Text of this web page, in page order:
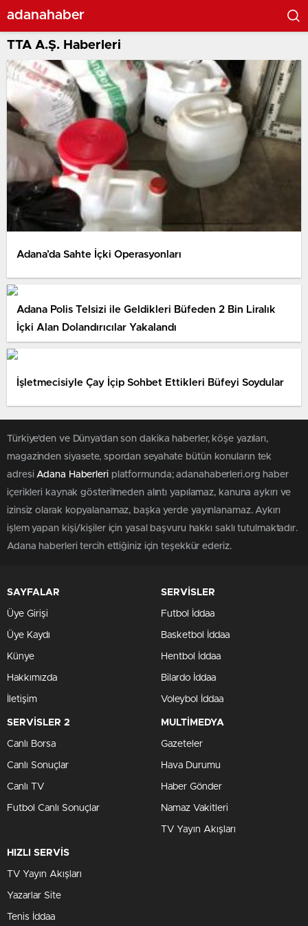
adanahaber
TTA A.Ş. Haberleri
Adana’da Sahte İçki Operasyonları
Adana Polis Telsizi ile Geldikleri Büfeden 2 Bin Liralık
İçki Alan Dolandırıcılar Yakalandı
İşletmecisiyle Çay İçip Sohbet Ettikleri Büfeyi Soydular
Türkiye'den ve Dünya’dan son dakika haberler, köşe yazıları,
magazinden siyasete, spordan seyahate bütün konuların tek
adresiAdana Haberleriplatformunda; adanahaberleri.org haber
içerikleri kaynak gösterilmeden alıntı yapılamaz, kanuna aykırı ve
izinsiz olarak kopyalanamaz, başka yerde yayınlanamaz. Aykırı
işlem yapan kişi/kişiler için yasal başvuru hakkı saklı tutulmaktadır.
Adana haberleri tercih ettiğiniz için teşekkür ederiz.
SAYFALAR
Üye Girişi
Üye Kaydı
Künye
Hakkımızda
İletişim
SERVİSLER
Futbol İddaa
Basketbol İddaa
Hentbol İddaa
Bilardo İddaa
Voleybol İddaa
SERVİSLER 2
Canlı Borsa
Canlı Sonuçlar
Canlı TV
Futbol Canlı Sonuçlar
MULTİMEDYA
Gazeteler
Hava Durumu
Haber Gönder
Namaz Vakitleri
TV Yayın Akışları
HIZLI SERVİS
TV Yayın Akışları
Yazarlar Site
Tenis İddaa